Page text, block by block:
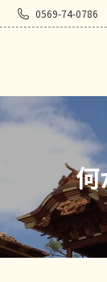
0569-74-0786
何